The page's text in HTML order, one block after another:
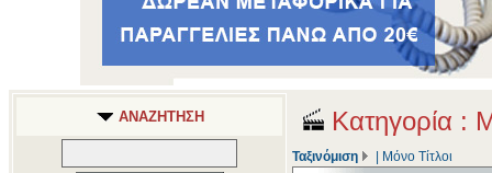
ΑΝΑΖΗΤΗΣΗ Κατηγορία :
Ταξινόμιση Μόνο Τίτλοι